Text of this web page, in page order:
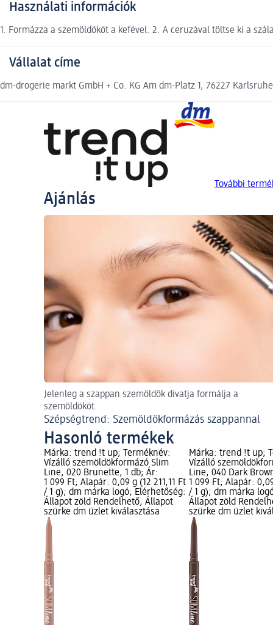
Használati információk
1. Formázza a szemöldököt a kefével. 2. A ceruzával töltse ki a
Vállalat címe
dm-drogerie markt GmbH + Co. KG Am dm-Platz 1, 76227
További
Ajánlás
Jelenleg a szappan szemöldök divatja formálja a
szemöldököt.
Szépségtrend: Szemöldökformázás szappannal
Hasonló termékek
Márka: trend !t up; Terméknév:
Vízálló szemöldökformázó Slim
Line, 020 Brunette, 1 db; Ár:
1 099 Ft; Alapár: 0,09 g (12 211,11 Ft
/ 1 g); dm márka logó; Elérhetőség:
Állapot zöld Rendelhető, Állapot
szürke dm üzlet kiválasztása
Márka: trend !t up;
Vízálló
Line, 040 Dark
1 099 Ft; Alapár:
/ 1 g); dm márka
Állapot zöld
szürke dm üzlet